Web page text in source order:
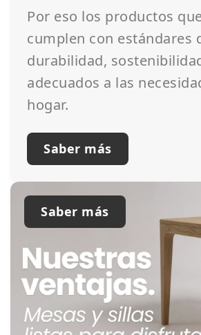
Por eso los productos
cumplen con estándares
durabilidad,
adecuados a las
hogar.
Saber más
Saber más